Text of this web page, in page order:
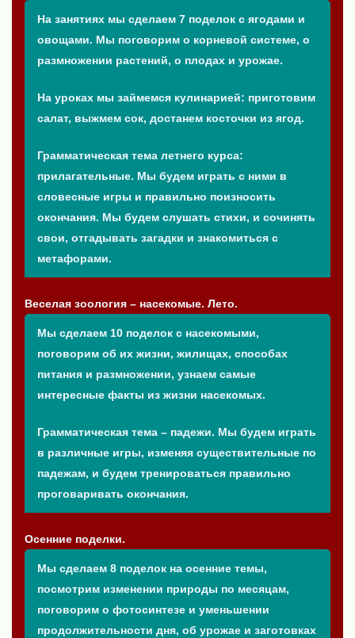
На занятиях мы сделаем 7 поделок с ягодами и
овощами. Мы поговорим о корневой системе, о
размножении растений, о плодах и урожае.
На уроках мы займемся кулинарией: приготовим
салат, выжмем сок, достанем косточки из ягод.
Грамматическая тема летнего курса:
прилагательные. Мы будем играть с ними в
словесные игры и правильно поизносить
окончания. Мы будем слушать стихи, и сочинять
свои, отгадывать загадки и знакомиться с
метафорами.
Веселая зоология – насекомые. Лето.
Мы сделаем 10 поделок с насекомыми,
поговорим об их жизни, жилищах, способах
питания и размножении, узнаем самые
интересные факты из жизни насекомых.
Грамматическая тема – падежи. Мы будем играть
в различные игры, изменяя существительные по
падежам, и будем тренироваться правильно
проговаривать окончания.
Осенние поделки.
Мы сделаем 8 поделок на осенние темы,
посмотрим изменении природы по месяцам,
поговорим о фотосинтезе и уменьшении
продолжительности дня, об урожае и заготовках